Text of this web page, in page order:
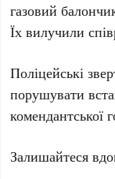
газовий
Їх вилучили
Поліцейські
порушувати
комендантської
Залишайтеся